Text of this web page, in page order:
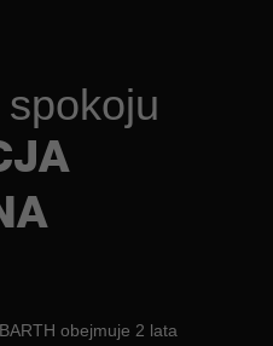
obejmuje 2 lata